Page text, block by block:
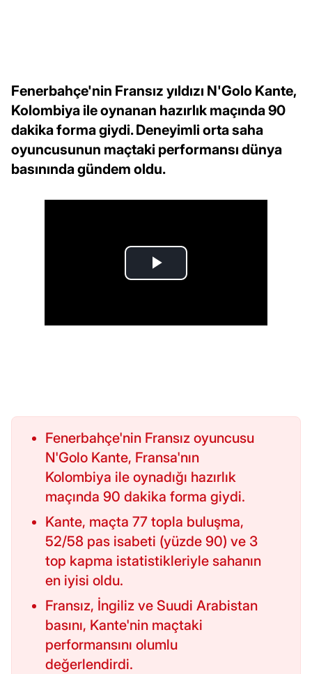
Fenerbahçe'nin Fransız yıldızı N'Golo Kante,
Kolombiya ile oynanan hazırlık maçında 90
dakika forma giydi. Deneyimli orta saha
oyuncusunun maçtaki performansı dünya
basınında gündem oldu.
Fenerbahçe'nin Fransız oyuncusu
N'Golo Kante, Fransa'nın
Kolombiya ile oynadığı hazırlık
maçında 90 dakika forma giydi.
Kante, maçta 77 topla buluşma,
52/58 pas isabeti (yüzde 90) ve 3
top kapma istatistikleriyle sahanın
en iyisi oldu.
Fransız, İngiliz ve Suudi Arabistan
basını, Kante'nin maçtaki
performansını olumlu
değerlendirdi.